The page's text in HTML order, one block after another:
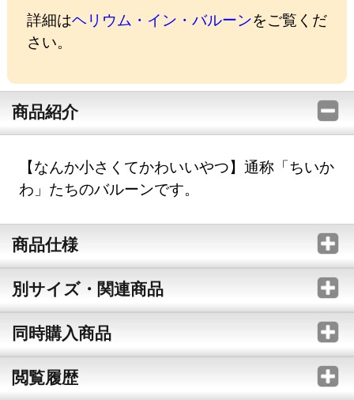
詳細はヘリウム・イン・バルーンをご覧くだ
さい。
商品紹介
【なんか小さくてかわいいやつ】通称「ちいか
わ」たちのバルーンです。
商品仕様
別サイズ・関連商品
同時購入商品
閲覧履歴